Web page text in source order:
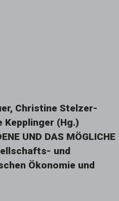
Christine Stelzer-
(Hg.)
UND DAS MÖGLICHE
und
Ökonomie und